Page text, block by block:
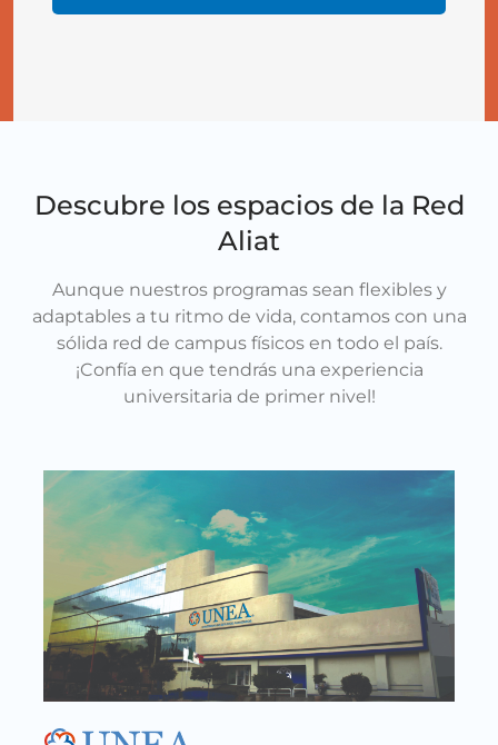
Descubre los espacios de la Red
Aliat
Aunque nuestros programas sean flexibles y
adaptables a tu ritmo de vida, contamos con una
sólida red de campus físicos en todo el país.
¡Confía en que tendrás una experiencia
universitaria de primer nivel!